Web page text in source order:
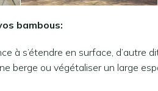
bambous:
à s’étendre en surface,
berge ou végétaliser un large